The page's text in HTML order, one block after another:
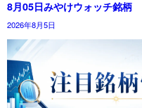
8月05日みやけウォッチ銘柄
2026年8月5日